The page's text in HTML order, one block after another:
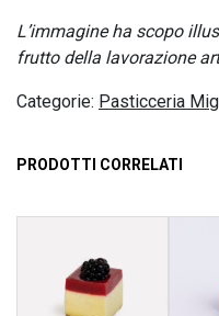
L’immagine ha scopo
frutto della lavorazione
Categorie: Pasticceria
PRODOTTI CORRELATI